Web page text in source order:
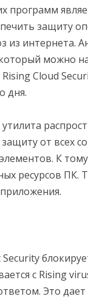
программ
защиту
из интернета.
можно
Cloud
дня.
от всех
К
ресурсов ПК.
с Rising
Это